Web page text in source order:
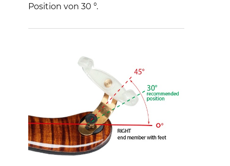
Position von 30 °.